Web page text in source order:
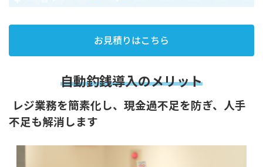
お見積りはこちら
自動釣銭導入のメリット
レジ業務を簡素化し、現金過不足を防ぎ、人手
不足も解消します